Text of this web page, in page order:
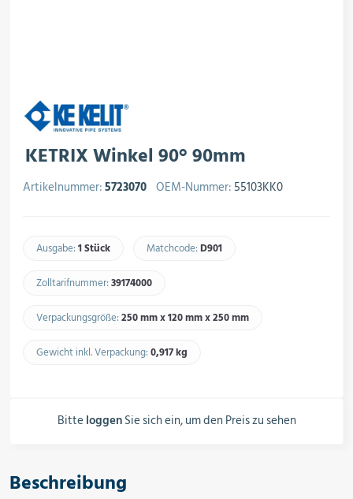
Klimatechnik
Schalter, Steuerungen &
KETRIX Winkel 90° 90mm
Artikelnummer:5723070 OEM-Nummer: 55103KK0
Ausgabe:1 Stück Matchcode:D901​
Zolltarifnummer:39174000​
Verpackungsgröße:250 mm x 120 mm x 250 mm
Gewicht inkl. Verpackung:0,917 kg​
Bitte loggenSie sich ein, um den Preis zu sehen
Beschreibung